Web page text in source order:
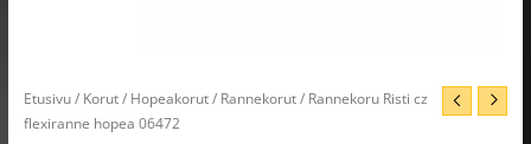
Etusivu/ Korut/ Hopeakorut/ Rannekorut/ Rannekoru Risti cz
flexiranne hopea 06472